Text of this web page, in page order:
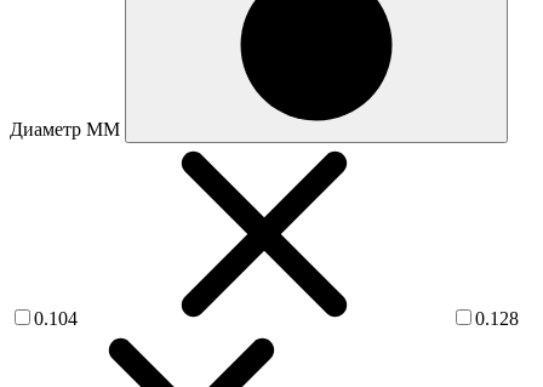
Диаметр ММ
0.104 0.128